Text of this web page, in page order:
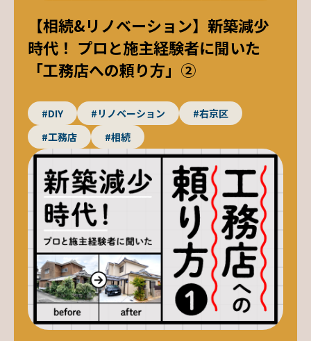
【相続&リノベーション】新築減少
時代！ プロと施主経験者に聞いた
「工務店への頼り方」②
#DIY #リノベーション
#右京区
#工務店
#相続